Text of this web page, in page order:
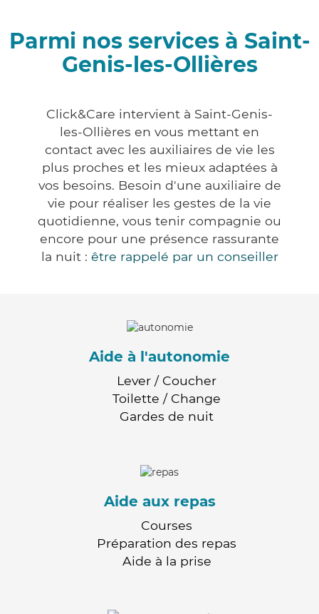
Parmi nos services à Saint-
Genis-les-Ollières
Click&Care intervient à Saint-Genis-
les-Ollières en vous mettant en
contact avec les auxiliaires de vie les
plus proches et les mieux adaptées à
vos besoins. Besoin d'une auxiliaire de
vie pour réaliser les gestes de la vie
quotidienne, vous tenir compagnie ou
encore pour une présence rassurante
la nuit : être rappelé par un conseiller
Aide à l'autonomie
Lever / Coucher
Toilette / Change
Gardes de nuit
Aide aux repas
Courses
Préparation des repas
Aide à la prise